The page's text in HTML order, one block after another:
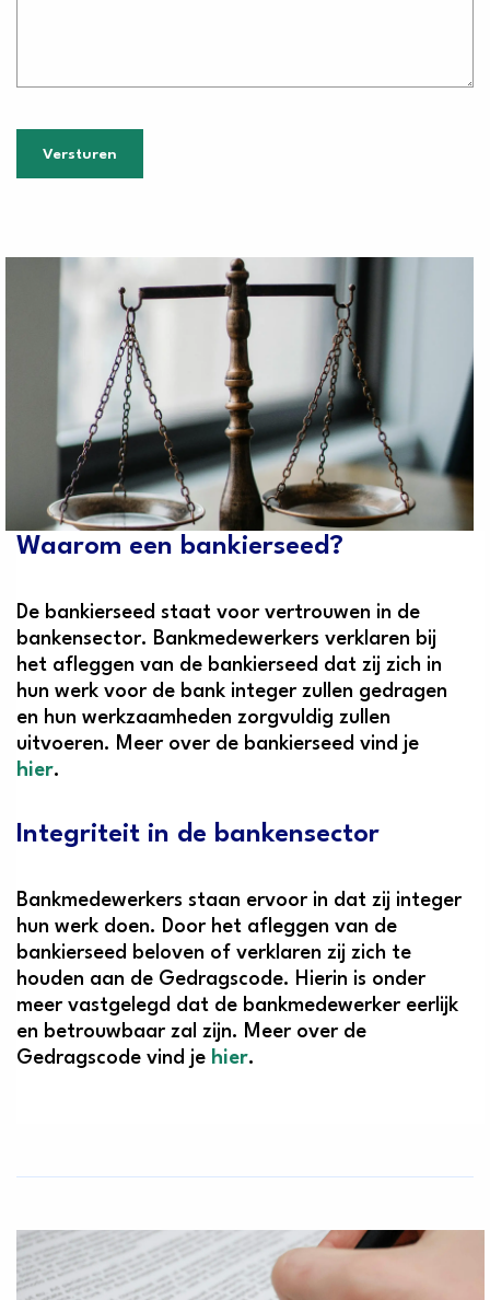
Waarom een bankierseed?
De bankierseed staat voor vertrouwen in de
bankensector. Bankmedewerkers verklaren bij
het afleggen van de bankierseed dat zij zich in
hun werk voor de bank integer zullen gedragen
en hun werkzaamheden zorgvuldig zullen
uitvoeren. Meer over de bankierseed vind je
hier.
Integriteit in de bankensector
Bankmedewerkers staan ervoor in dat zij integer
hun werk doen. Door het afleggen van de
bankierseed beloven of verklaren zij zich te
houden aan de Gedragscode. Hierin is onder
meer vastgelegd dat de bankmedewerker eerlijk
en betrouwbaar zal zijn. Meer over de
Gedragscode vind je hier.